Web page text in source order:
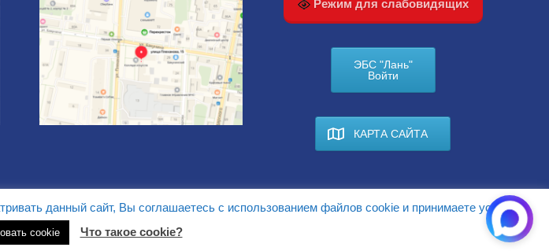
Режим для слабовидящих
ЭБС "Лань"
Войти
КАРТА САЙТА
студией
Белая Вишня
Hub отWEN Themes
данный сайт, Вы соглашаетесь с использованием файлов cookie и принимаете условия.
cookie Что такое cookie?